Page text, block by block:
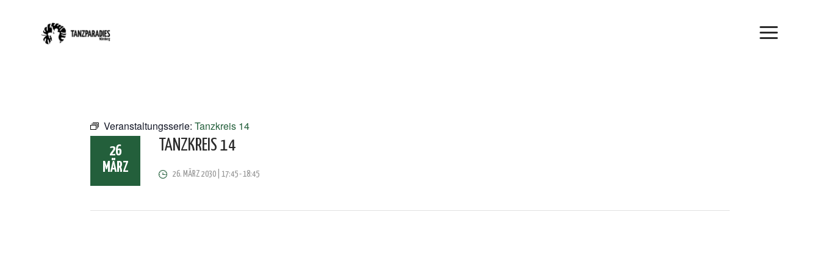
Veranstaltungsserie: Tanzkreis 14
26
MÄRZ
TANZKREIS 14
26. MÄRZ 2030 | 17:45-18:45